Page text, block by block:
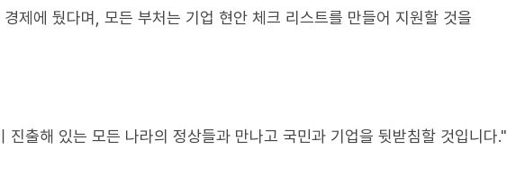
제에 뒀다며, 모든 부처는 기업 현안 체크 리스트를 만들어 지원할 것을
진출해 있는 모든 나라의 정상들과 만나고 국민과 기업을 뒷받침할 것입니다."